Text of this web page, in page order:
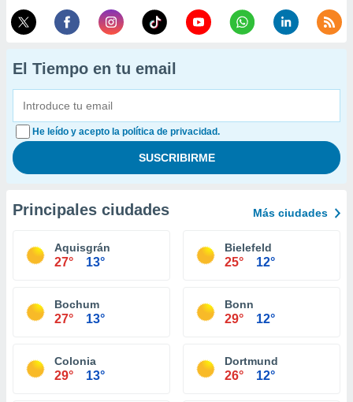
El Tiempo en tu email
He leído y acepto la política de privacidad.
Principales ciudades Más ciudades
Aquisgrán
27° 13°
Bielefeld
25° 12°
Bochum
27° 13°
Bonn
29° 12°
Colonia
29° 13°
Dortmund
26° 12°